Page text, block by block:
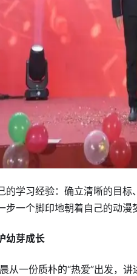
的学习经验：确立清晰的目
一个脚印地朝着自己的动漫
幼芽成长
从一份质朴的“热爱”出发，